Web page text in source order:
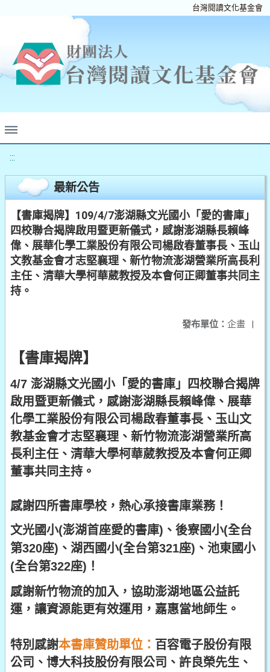
台灣閱讀文化基金會
:::
最新公告
【書庫揭牌】109/4/7澎湖縣文光國小「愛的書庫」
四校聯合揭牌啟用暨更新儀式，感謝澎湖縣長賴峰
偉、展華化學工業股份有限公司楊啟春董事長、玉山
文教基金會才志堅襄理、新竹物流澎湖營業所高長利
主任、清華大學柯華葳教授及本會何正卿董事共同主
持。
發布單位： 企畫 |
【書庫揭牌】
4/7 澎湖縣文光國小「愛的書庫」四校聯合揭牌
啟用暨更新儀式，感謝澎湖縣長賴峰偉、展華
化學工業股份有限公司楊啟春董事長、玉山文
教基金會才志堅襄理、新竹物流澎湖營業所高
長利主任、清華大學柯華葳教授及本會何正卿
董事共同主持。
感謝四所書庫學校，熱心承接書庫業務！
文光國小(澎湖首座愛的書庫)、後寮國小(全台
第320座)、湖西國小(全台第321座)、池東國小
(全台第322座)！
感謝新竹物流的加入，協助澎湖地區公益託
運，讓資源能更有效運用，嘉惠當地師生。
特別感謝本書庫贊助單位： 百容電子股份有限
公司、博大科技股份有限公司、許良榮先生、